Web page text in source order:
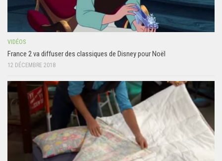
VIDÉOS
France 2 va diffuser des classiques de Disney pour Noël
12 DÉCEMBRE 2018